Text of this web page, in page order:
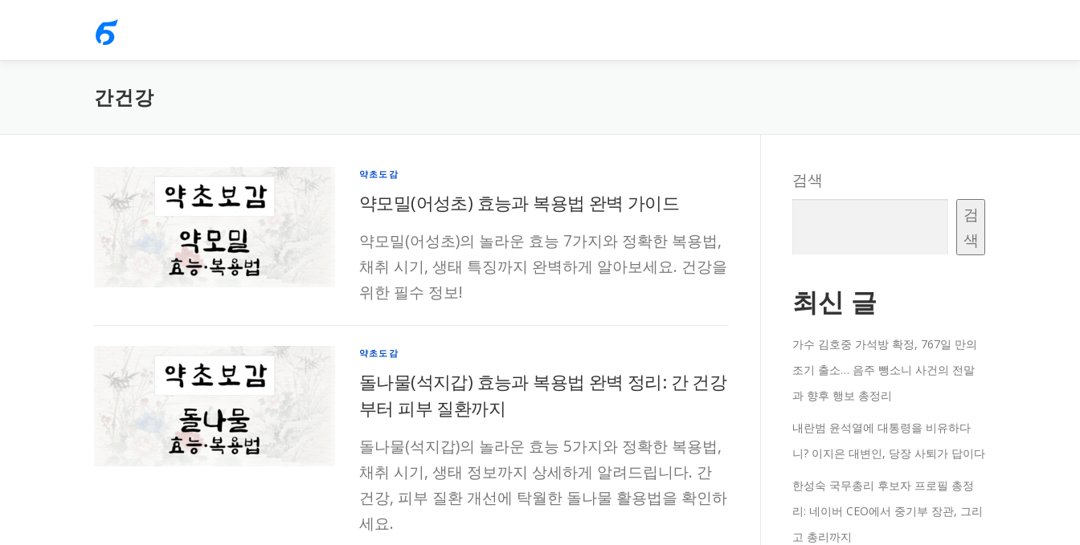
으
간건강
약초도감
약모밀(어성초) 효능과 복용법 완벽 가이드
약모밀(어성초)의 놀라운 효능 7가지와 정확한 복용법,
채취 시기, 생태 특징까지 완벽하게 알아보세요. 건강을
위한 필수 정보!
약초도감
돌나물(석지갑) 효능과 복용법 완벽 정리: 간 건강
부터 피부 질환까지
돌나물(석지갑)의 놀라운 효능 5가지와 정확한 복용법,
채취 시기, 생태 정보까지 상세하게 알려드립니다. 간
건강, 피부 질환 개선에 탁월한 돌나물 활용법을 확인하
세요.
검색
검
색
최신 글
가수 김호중 가석방 확정, 767일 만의
조기 출소… 음주 뺑소니 사건의 전말
과 향후 행보 총정리
내란범 윤석열에 대통령을 비유하다
니? 이지은 대변인, 당장 사퇴가 답이다
한성숙 국무총리 후보자 프로필 총정
리: 네이버 CEO에서 중기부 장관, 그리
고 총리까지